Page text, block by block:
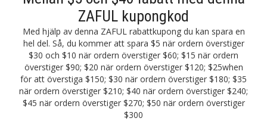
ZAFUL kupongkod
Med hjälp av denna ZAFUL rabattkupong du kan spara en
hel del. Så, du kommer att spara $5 när ordern överstiger
$30 och $10 när ordern överstiger $60; $15 när ordern
överstiger $90; $20 när ordern överstiger $120; $25when
för att överstiga $150; $30 när ordern överstiger $180; $35
när ordern överstiger $210; $40 när ordern överstiger $240;
$45 när ordern överstiger $270; $50 när ordern överstiger
$300